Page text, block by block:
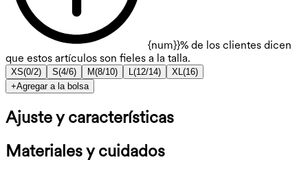
{num}}% de los clientes dicen
que estos artículos son fieles a la talla.
XS(0/2) S(4/6) M(8/10) L(12/14) XL(16)
+Agregar a la bolsa
Ajuste y características
Materiales y cuidados